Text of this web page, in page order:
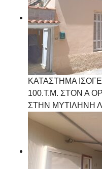
ΚΑΤΑΣΤΗΜΑ
100.Τ.Μ. ΣΤΟΝ Α
ΣΤΗΝ ΜΥΤΙΛΗΝΗ